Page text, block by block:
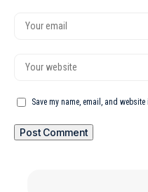
Save my name, email, and